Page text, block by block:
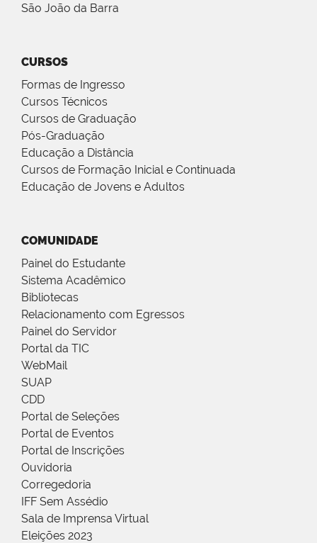
São João da Barra
CURSOS
Formas de Ingresso
Cursos Técnicos
Cursos de Graduação
Pós-Graduação
Educação a Distância
Cursos de Formação Inicial e Continuada
Educação de Jovens e Adultos
COMUNIDADE
Painel do Estudante
Sistema Acadêmico
Bibliotecas
Relacionamento com Egressos
Painel do Servidor
Portal da TIC
WebMail
SUAP
CDD
Portal de Seleções
Portal de Eventos
Portal de Inscrições
Ouvidoria
Corregedoria
IFF Sem Assédio
Sala de Imprensa Virtual
Eleições 2023